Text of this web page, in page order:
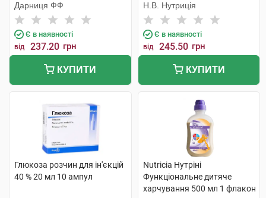
Дарниця ФФ
Є в наявності
від 237.20 грн
КУПИТИ
Н.В. Нутриція
Є в наявності
від 245.50 грн
КУПИТИ
Глюкоза розчин для ін'єкцій
40 % 20 мл 10 ампул
Nutricia Нутріні
Функціональне дитяче
харчування 500 мл 1 флакон